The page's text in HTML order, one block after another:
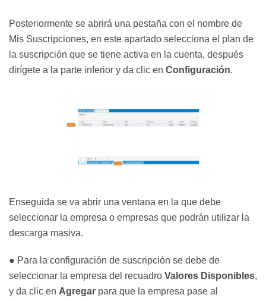
Posteriormente se abrirá una pestaña con el nombre de
Mis Suscripciones, en este apartado selecciona el plan de
la suscripción que se tiene activa en la cuenta, después
dirígete a la parte inferior y da clic en Configuración.
Enseguida se va abrir una ventana en la que debe
seleccionar la empresa o empresas que podrán utilizar la
descarga masiva.
● Para la configuración de suscripción se debe de
seleccionar la empresa del recuadro Valores Disponibles,
y da clic en Agregar para que la empresa pase al